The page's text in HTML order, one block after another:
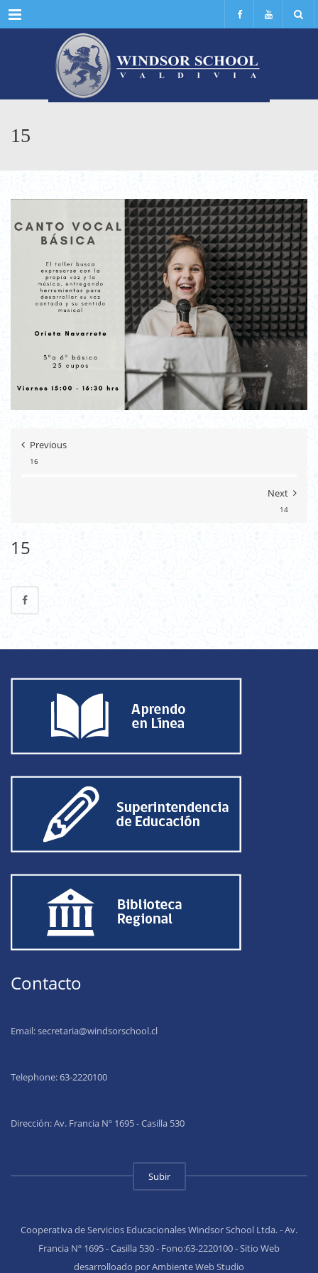
Menu
15
Previous
16
Next
14
15
Contacto
Email:secretaria@windsorschool.cl
Telephone: 63-2220100
Dirección: Av. Francia Nº 1695 - Casilla 530
Subir
Cooperativa de Servicios Educacionales Windsor School Ltda. - Av.
Francia Nº 1695 - Casilla 530 - Fono:63-2220100 - Sitio Web
desarrolloado por Ambiente Web Studio